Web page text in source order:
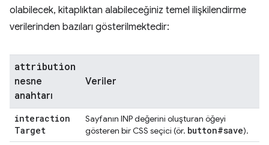
olabilecek, kitaplıktan alabileceğiniz temel ilişkilendirme
verilerinden bazıları gösterilmektedir:
attribution
nesne
anahtarı
Veriler
interaction
Target
Sayfanın INP değerini oluşturan öğeyi
gösteren bir CSS seçici (ör. button#save).